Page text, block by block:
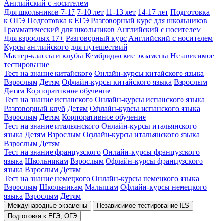
Английский с носителем
Для школьников 7-17 7-10 лет 11-13 лет 14-17 лет Подготовка
к ОГЭ Подготовка к ЕГЭ Разговорный курс для школьников
Грамматический для школьников Английский с носителем
Для взрослых 17+ Разговорный курс Английский с носителем
Курсы английского для путешествий
Мастер-классы и клубы Кембриджские экзамены Независимое
тестирование
Тест на знание китайского Онлайн-курсы китайского языка
Взрослым Детям Офлайн-курсы китайского языка Взрослым
Детям Корпоративное обучение
Тест на знание испанского Онлайн-курсы испанского языка
Разговорный клуб Детям Офлайн-курсы испанского языка
Взрослым Детям Корпоративное обучение
Тест на знание итальянского Онлайн-курсы итальянского
языка Детям Взрослым Офлайн-курсы итальянского языка
Взрослым Детям
Тест на знание французского Онлайн-курсы французского
языка Школьникам Взрослым Офлайн-курсы французского
языка Взрослым Детям
Тест на знание немецкого Онлайн-курсы немецкого языка
Взрослым Школьникам Малышам Офлайн-курсы немецкого
языка Взрослым Детям
Международные экзамены
Независимое тестирование ILS
Подготовка к ЕГЭ, ОГЭ